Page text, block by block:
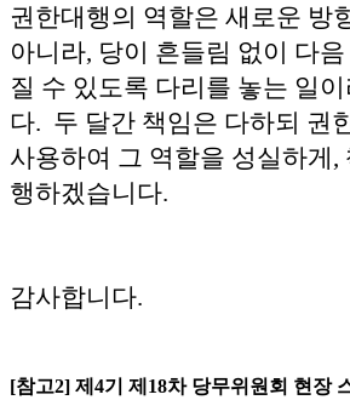
권한대행의 역할은 새로운 방
아니라, 당이 흔들림 없이 다
질 수 있도록 다리를 놓는 일
다. 두 달간 책임은 다하되 권
사용하여 그 역할을 성실하게,
행하겠습니다.
감사합니다.
[참고2] 제4기 제18차 당무위원회 현장